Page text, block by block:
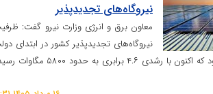
نیروگاه‌های تجدیدپذیر
معاون برق و انرژی وزارت نیرو گفت: ظرفیت
نیروگاه‌های تجدیدپذیر کشور در ابتدای دولت
چهاردهم ۱۲۵۰ مگاوات بود که اکنون با رشدی ۴.۶ برابری به حدود ۵۸۰۰ مگاوات رسیده